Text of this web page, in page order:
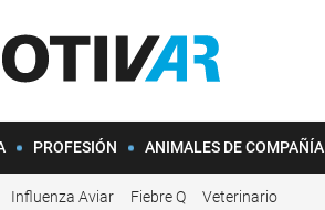
PROFESIÓN ANIMALES DE COMPAÑÍA
Influenza Aviar Fiebre Q Veterinario